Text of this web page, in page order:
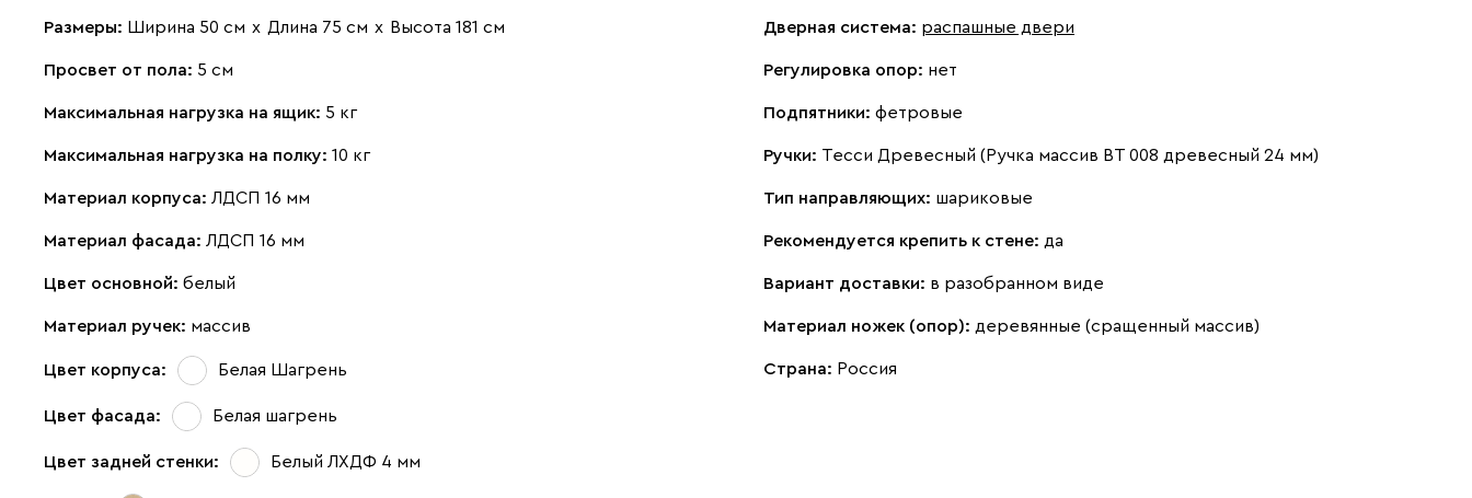
Размеры: Ширина 50 см х Длина 75 см х Высота 181 см
Просвет от пола: 5 см
Максимальная нагрузка на ящик: 5 кг
Максимальная нагрузка на полку: 10 кг
Материал корпуса: ЛДСП 16 мм
Материал фасада: ЛДСП 16 мм
Цвет основной: белый
Материал ручек: массив
Цвет корпуса: Белая Шагрень
Цвет фасада: Белая шагрень
Цвет задней стенки: Белый ЛХДФ 4 мм
Дверная система: распашные двери
Регулировка опор: нет
Подпятники: фетровые
Ручки: Тесси Древесный (Ручка массив ВТ 008 древесный 24 мм)
Тип направляющих: шариковые
Рекомендуется крепить к стене: да
Вариант доставки: в разобранном виде
Материал ножек (опор): деревянные (сращенный массив)
Страна: Россия